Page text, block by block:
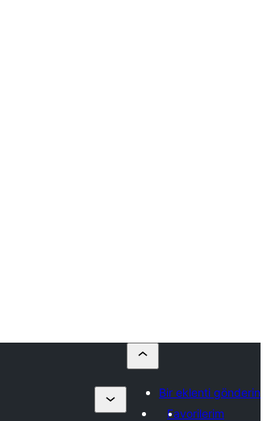
Bir eklenti gönderin
Favorilerim